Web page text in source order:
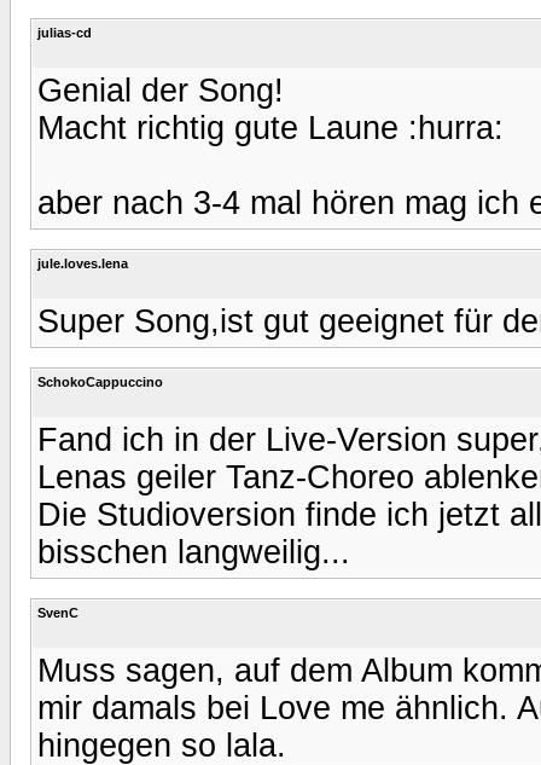
julias-cd
Genial der Song!
Macht richtig gute Laune :hurra:
aber nach 3-4 mal hören mag ich
jule.loves.lena
Super Song,ist gut geeignet für
SchokoCappuccino
Fand ich in der Live-Version
Lenas geiler Tanz-Choreo
Die Studioversion finde ich jetzt
bisschen langweilig...
SvenC
Muss sagen, auf dem Album
mir damals bei Love me ähnlich.
hingegen so lala.